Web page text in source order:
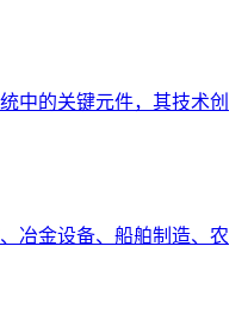
中的关键元件，其技术创
冶金设备、船舶制造、农